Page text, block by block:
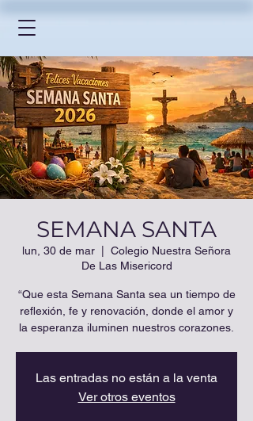
SEMANA SANTA
lun, 30 de mar
Colegio Nuestra Señora
De Las Misericord
“Que esta Semana Santa sea un tiempo de
reflexión, fe y renovación, donde el amor y
la esperanza iluminen nuestros corazones.
Las entradas no están a la venta
Ver otros eventos